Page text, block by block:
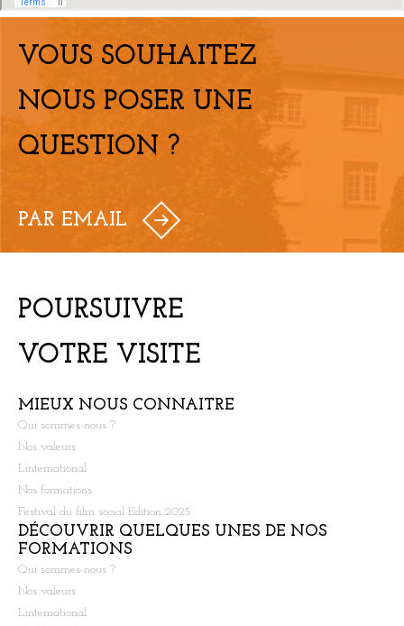
VOUS SOUHAITEZ
NOUS POSER UNE
QUESTION ?
PAR EMAIL
POURSUIVRE
VOTRE VISITE
MIEUX NOUS CONNAITRE
Qui sommes-nous ?
Nos valeurs
L’international
Nos formations
Festival du film social Edition 2025
DÉCOUVRIR QUELQUES UNES DE NOS
FORMATIONS
Qui sommes-nous ?
Nos valeurs
L’international